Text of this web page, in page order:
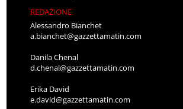
REDAZIONE
Alessandro Bianchet
a.bianchet@gazzettamatin.com
Danila Chenal
d.chenal@gazzettamatin.com
Erika David
e.david@gazzettamatin.com